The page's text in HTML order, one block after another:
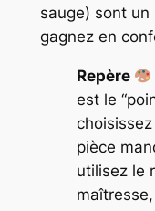
sauge) sont un
gagnez en
Repère
est le
pièce
utilisez le